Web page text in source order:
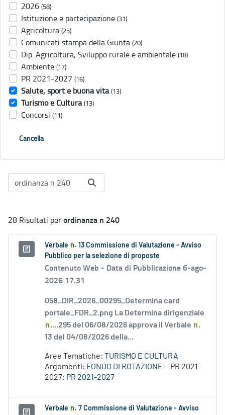
2026 (58)
Istituzione e partecipazione (31)
Agricoltura (25)
Comunicati stampa della Giunta (20)
Dip. Agricoltura, Sviluppo rurale e ambientale (18)
Ambiente (17)
PR 2021-2027 (16)
Salute, sport e buona vita (13)
Turismo e Cultura (13)
Concorsi (11)
Cancella
28 Risultati perordinanza n 240
Verbale n . 13 Commissione di Valutazione - Avviso
Pubblico per la selezione di proposte
Contenuto Web - Data di Pubblicazione 6-ago-
2026 17.31
058_DIR_2026_00295_Determina card
portale_FDR_2.png La Determina dirigenziale
n....295 del 06/08/2026 approva il Verbale n.
13 del 04/08/2026 della...
Aree Tematiche: TURISMO E CULTURA
Argomenti: FONDO DI ROTAZIONE
PR 2021-
2027: PR 2021-2027
Verbale n . 7 Commissione di Valutazione - Avviso